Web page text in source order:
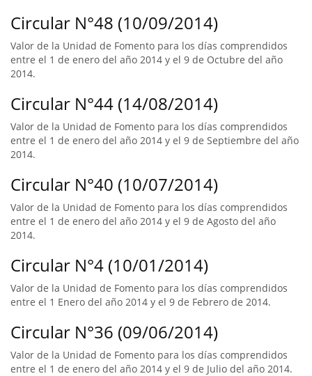
Circular N°48 (10/09/2014)
Valor de la Unidad de Fomento para los días comprendidos
entre el 1 de enero del año 2014 y el 9 de Octubre del año
2014.
Circular N°44 (14/08/2014)
Valor de la Unidad de Fomento para los días comprendidos
entre el 1 de enero del año 2014 y el 9 de Septiembre del año
2014.
Circular N°40 (10/07/2014)
Valor de la Unidad de Fomento para los días comprendidos
entre el 1 de enero del año 2014 y el 9 de Agosto del año
2014.
Circular N°4 (10/01/2014)
Valor de la Unidad de Fomento para los días comprendidos
entre el 1 Enero del año 2014 y el 9 de Febrero de 2014.
Circular N°36 (09/06/2014)
Valor de la Unidad de Fomento para los días comprendidos
entre el 1 de enero del año 2014 y el 9 de Julio del año 2014.